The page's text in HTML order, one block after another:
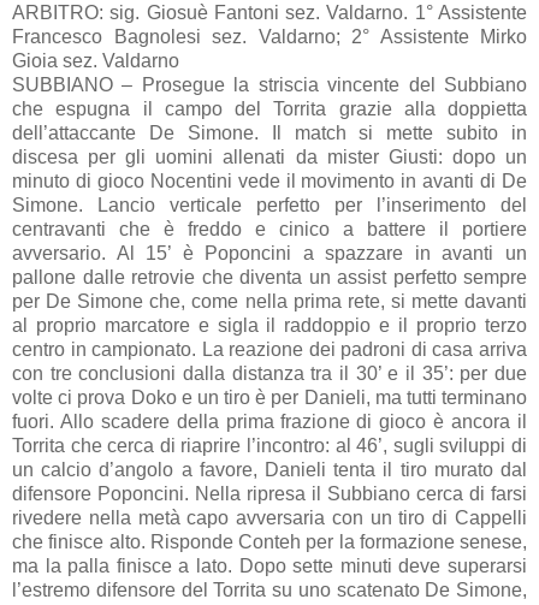
ARBITRO: sig. Giosuè Fantoni sez. Valdarno. 1° Assistente
Francesco Bagnolesi sez. Valdarno; 2° Assistente Mirko
Gioia sez. Valdarno
SUBBIANO – Prosegue la striscia vincente del Subbiano
che espugna il campo del Torrita grazie alla doppietta
dell’attaccante De Simone. Il match si mette subito in
discesa per gli uomini allenati da mister Giusti: dopo un
minuto di gioco Nocentini vede il movimento in avanti di De
Simone. Lancio verticale perfetto per l’inserimento del
centravanti che è freddo e cinico a battere il portiere
avversario. Al 15’ è Poponcini a spazzare in avanti un
pallone dalle retrovie che diventa un assist perfetto sempre
per De Simone che, come nella prima rete, si mette davanti
al proprio marcatore e sigla il raddoppio e il proprio terzo
centro in campionato. La reazione dei padroni di casa arriva
con tre conclusioni dalla distanza tra il 30’ e il 35’: per due
volte ci prova Doko e un tiro è per Danieli, ma tutti terminano
fuori. Allo scadere della prima frazione di gioco è ancora il
Torrita che cerca di riaprire l’incontro: al 46’, sugli sviluppi di
un calcio d’angolo a favore, Danieli tenta il tiro murato dal
difensore Poponcini. Nella ripresa il Subbiano cerca di farsi
rivedere nella metà capo avversaria con un tiro di Cappelli
che finisce alto. Risponde Conteh per la formazione senese,
ma la palla finisce a lato. Dopo sette minuti deve superarsi
l’estremo difensore del Torrita su uno scatenato De Simone,